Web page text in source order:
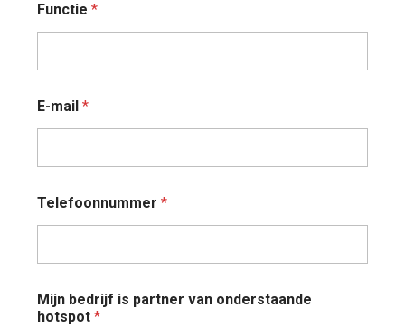
Functie *
E-mail *
e
d
f
s
n
Telefoonnummer *
Mijn bedrijf is partner van onderstaande
hotspot *